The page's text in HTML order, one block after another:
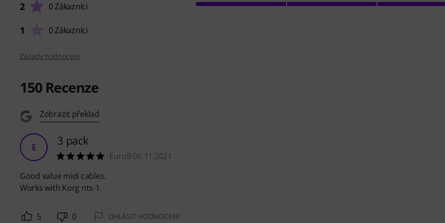
2 0 Zákazníci
1 0 Zákazníci
Zásady hodnocení
150 Recenze
Zobrazit překlad
E 3 pack
EuroB 06.11.2021
Good value midi cables.
Works with Korg nts-1.
5 0 OHLÁSIT HODNOCENÍ